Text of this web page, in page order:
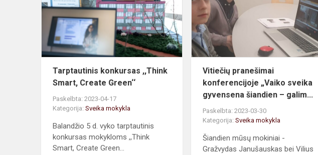
Smart,
Create
Green‘‘
Tarptautinis konkursas ,,Think
Smart, Create Green‘‘
Paskelbta: 2023-04-17
Kategorija: Sveika mokykla
Balandžio 5 d. vyko tarptautinis
konkursas mokykloms ,,Think
Smart, Create Green...
Vitiečių pranešimai
konferencijoje „Vaiko sveika
gyvensena šiandien – galim...
Paskelbta: 2023-03-30
Kategorija:Sveika mokykla
Šiandien mūsų mokiniai -
Gražvydas Janušauskas bei Vilius